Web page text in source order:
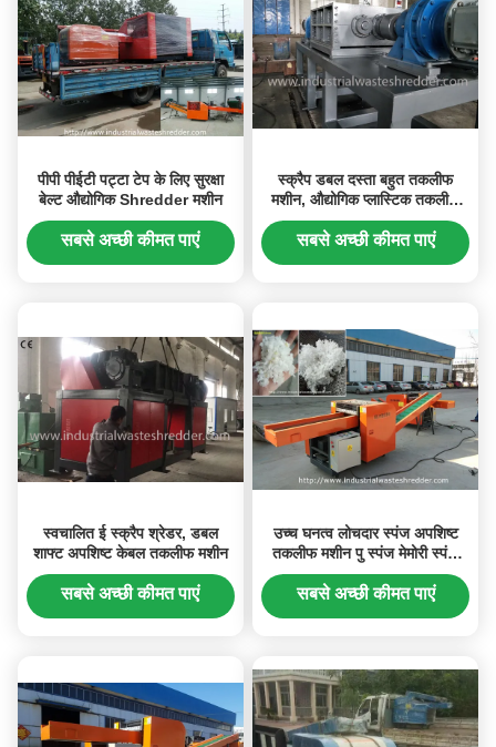
पीपी पीईटी पट्टा टेप के लिए सुरक्षा
बेल्ट औद्योगिक Shredder मशीन
सबसे अच्छी कीमत पाएं
स्क्रैप डबल दस्ता बहुत तकलीफ
मशीन, औद्योगिक प्लास्टिक तकलीफ
मशीन
सबसे अच्छी कीमत पाएं
स्वचालित ई स्क्रैप श्रेडर, डबल
शाफ्ट अपशिष्ट केबल तकलीफ मशीन
सबसे अच्छी कीमत पाएं
उच्च घनत्व लोचदार स्पंज अपशिष्ट
तकलीफ मशीन पु स्पंज मेमोरी स्पंज
कटर
सबसे अच्छी कीमत पाएं